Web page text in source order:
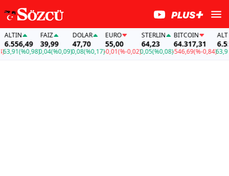
(%0,98)
FAİZ
39,99
0,04(%0,09)
DOLAR
47,70
0,08(%0,17)
EURO
55,00
-0,01(%-0,02)
STERLIN
64,23
0,05(%0,08)
BITCOIN
64.317,31
-546,69(%-0,84)
ALTIN
63,91